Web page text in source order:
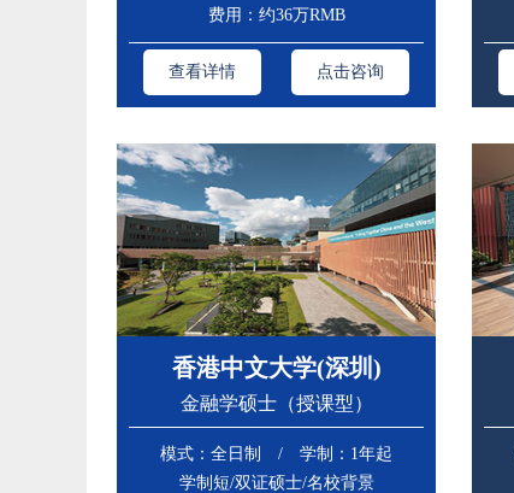
费用：约36万RMB
查看详情 点击咨询
香港中文大学(深圳)
金融学硕士（授课型）
模式：全日制 / 学制：1年起
学制短/双证硕士/名校背景